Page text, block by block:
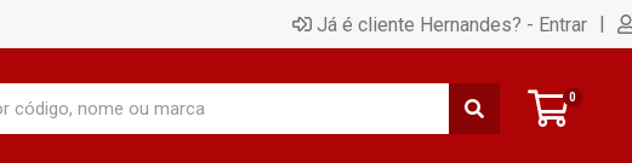
Já é cliente Hernandes? - Entrar |
0